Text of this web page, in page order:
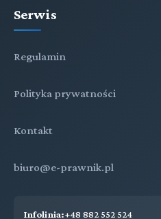
Serwis
Regulamin
Polityka prywatności
Kontakt
biuro@e-prawnik.pl
Infolinia:+48 882 552 524